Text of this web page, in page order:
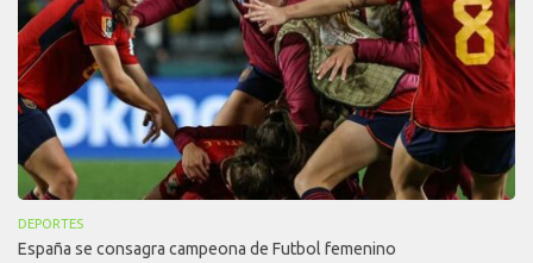
DEPORTES
España se consagra campeona de Futbol femenino